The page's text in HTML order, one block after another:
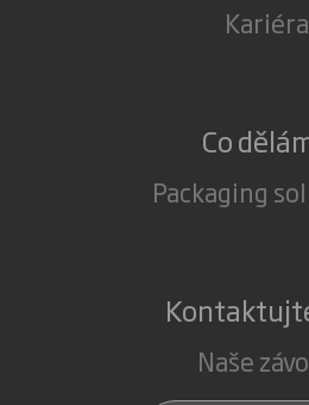
Kariéra
Co
Packaging
Naše